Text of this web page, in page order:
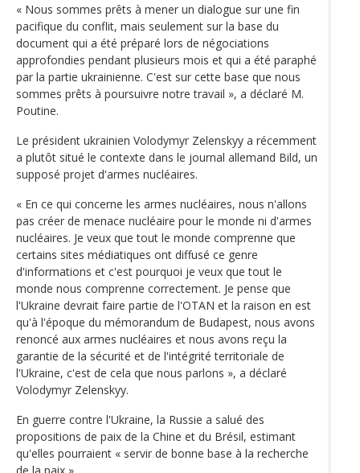
« Nous sommes prêts à mener un dialogue sur une fin
pacifique du conflit, mais seulement sur la base du
document qui a été préparé lors de négociations
approfondies pendant plusieurs mois et qui a été paraphé
par la partie ukrainienne. C'est sur cette base que nous
sommes prêts à poursuivre notre travail », a déclaré M.
Poutine.
Le président ukrainien Volodymyr Zelenskyy a récemment
a plutôt situé le contexte dans le journal allemand Bild, un
supposé projet d'armes nucléaires.
« En ce qui concerne les armes nucléaires, nous n'allons
pas créer de menace nucléaire pour le monde ni d'armes
nucléaires. Je veux que tout le monde comprenne que
certains sites médiatiques ont diffusé ce genre
d'informations et c'est pourquoi je veux que tout le
monde nous comprenne correctement. Je pense que
l'Ukraine devrait faire partie de l'OTAN et la raison en est
qu'à l'époque du mémorandum de Budapest, nous avons
renoncé aux armes nucléaires et nous avons reçu la
garantie de la sécurité et de l'intégrité territoriale de
l'Ukraine, c'est de cela que nous parlons », a déclaré
Volodymyr Zelenskyy.
En guerre contre l'Ukraine, la Russie a salué des
propositions de paix de la Chine et du Brésil, estimant
qu'elles pourraient « servir de bonne base à la recherche